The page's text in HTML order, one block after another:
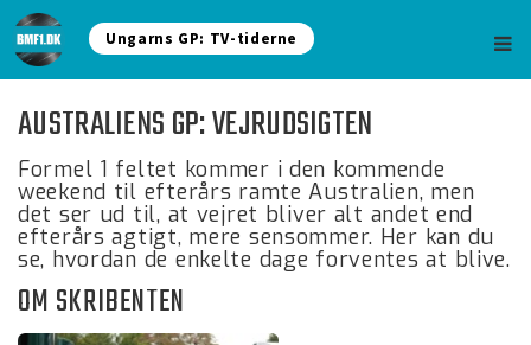
Ungarns GP: TV-tiderne
AUSTRALIENS GP: VEJRUDSIGTEN
Formel 1 feltet kommer i den kommende
weekend til efterårs ramte Australien, men
det ser ud til, at vejret bliver alt andet end
efterårs agtigt, mere sensommer. Her kan du
se, hvordan de enkelte dage forventes at blive.
OM SKRIBENTEN